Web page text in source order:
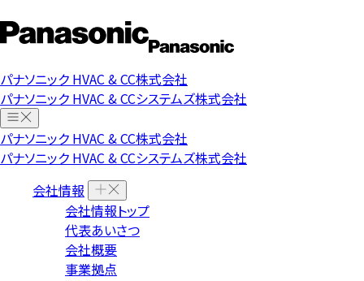
パナソニック HVAC & CC株式会社
パナソニック HVAC & CCシステムズ株式会社
パナソニック HVAC & CC株式会社
パナソニック HVAC & CCシステムズ株式会社
会社情報
会社情報トップ
代表あいさつ
会社概要
事業拠点